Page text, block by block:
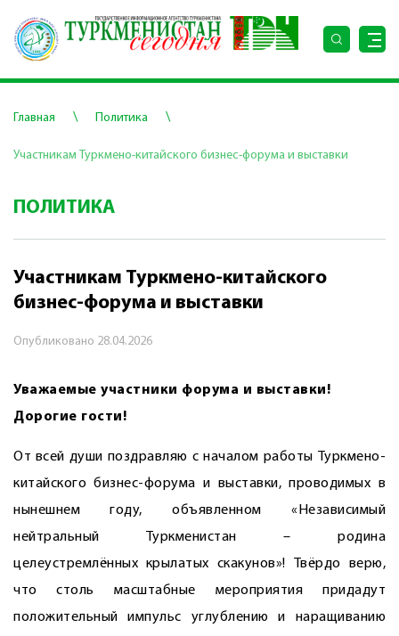
Главная \ Политика \
Участникам Туркмено-китайского бизнес-форума и выставки
ПОЛИТИКА
Участникам Туркмено-китайского
бизнес-форума и выставки
Опубликовано 28.04.2026
Уважаемые участники форума и выставки!
Дорогие гости!
От всей души поздравляю с началом работы Туркмено-
китайского бизнес-форума и выставки, проводимых в
нынешнем году, объявленном «Независимый
нейтральный Туркменистан – родина
целеустремлённых крылатых скакунов»! Твёрдо верю,
что столь масштабные мероприятия придадут
положительный импульс углублению и наращиванию